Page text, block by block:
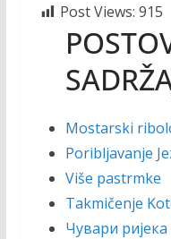
Post Views: 915
Mostarski
Poribljavanje
Više pastrmke
Takmičenje
Чувари